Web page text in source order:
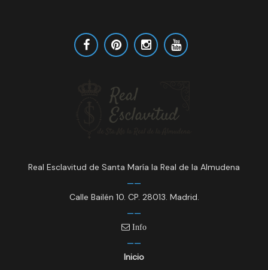
Real Esclavitud de Santa María la Real de la Almudena
Calle Bailén 10. CP. 28013. Madrid.
Info
Inicio